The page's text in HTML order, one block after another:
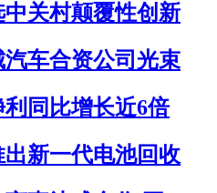
关村颠覆性创新
车合资公司光束
同比增长近6倍
新一代电池回收